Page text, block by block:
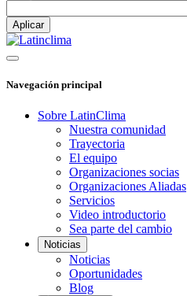
Navegación principal
Sobre LatinClima
Nuestra comunidad
Trayectoria
El equipo
Organizaciones socias
Organizaciones Aliadas
Servicios
Video introductorio
Sea parte del cambio
Noticias
Noticias
Oportunidades
Blog